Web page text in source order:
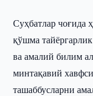
Суҳбатлар чоғида
қўшма
ва амалий билим
минтақавий
ташаббусларни